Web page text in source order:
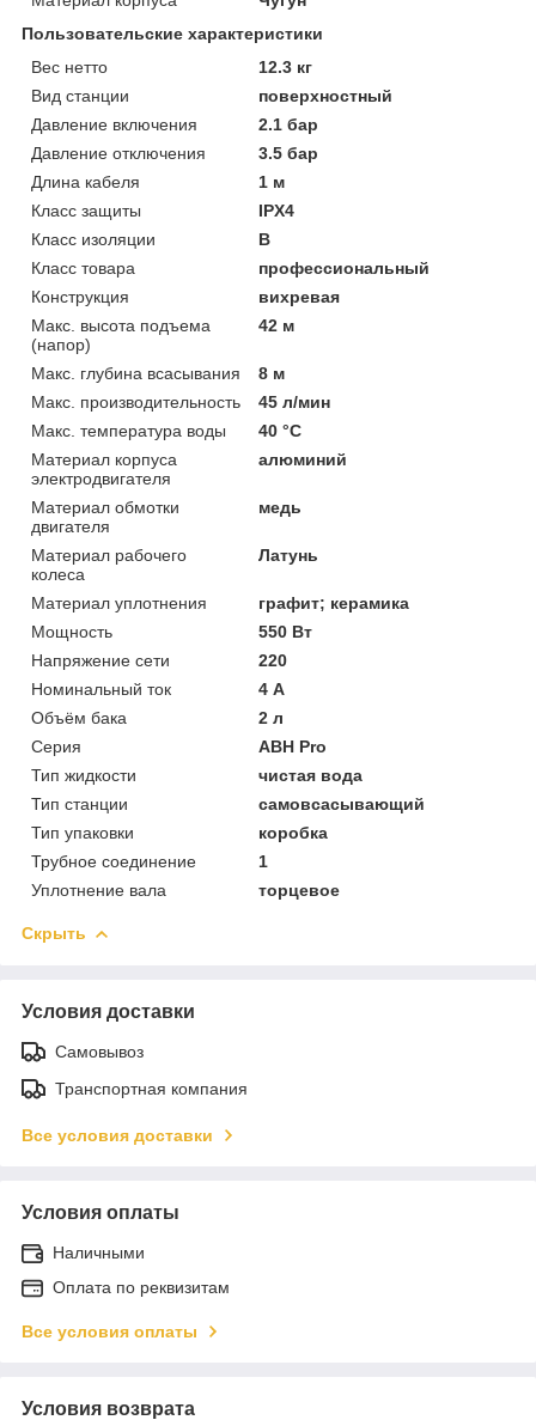
Пользовательские характеристики
Вес нетто
12.3 кг
Вид станции
поверхностный
Давление включения
2.1 бар
Давление отключения
3.5 бар
Длина кабеля
1 м
Класс защиты
IPX4
Класс изоляции
B
Класс товара
профессиональный
Конструкция
вихревая
Макс. высота подъема
(напор)
42 м
Макс. глубина всасывания
8 м
Макс. производительность
45 л/мин
Макс. температура воды
40 °C
Материал корпуса
электродвигателя
алюминий
Материал обмотки
двигателя
медь
Материал рабочего
колеса
Латунь
Материал уплотнения
графит; керамика
Мощность
550 Вт
Напряжение сети
220
Номинальный ток
4 А
Объём бака
2 л
Серия
ABH Pro
Тип жидкости
чистая вода
Тип станции
самовсасывающий
Тип упаковки
коробка
Трубное соединение
1
Уплотнение вала
торцевое
Скрыть
Условия доставки
Самовывоз
Транспортная компания
Все условия доставки
Условия оплаты
Наличными
Оплата по реквизитам
Все условия оплаты
Условия возврата